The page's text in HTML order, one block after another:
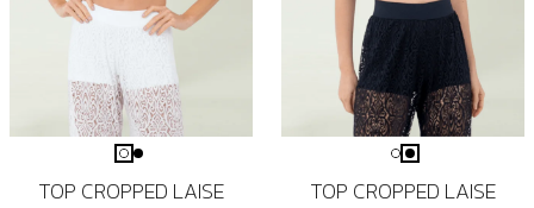
TOP CROPPED LAISE TOP CROPPED LAISE